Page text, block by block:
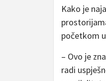
Kako je
početkom
– Ovo je
radi